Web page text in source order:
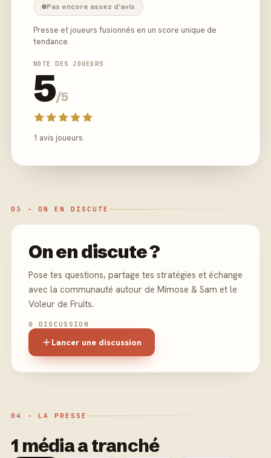
Pas encore assez d'avis
Presse et joueurs fusionnés en un score unique de
tendance.
NOTE DES JOUEURS
5/5
1 avis joueurs.
03 - ON EN DISCUTE
On en discute ?
Pose tes questions, partage tes stratégies et échange
avec la communauté autour de Mimose & Sam et le
Voleur de Fruits.
0 DISCUSSION
Lancer une discussion
04 - LA PRESSE
1 média a tranché